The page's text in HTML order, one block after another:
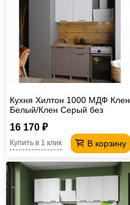
Кухня Хилтон 1000 МДФ Клен
Белый/Клен Серый без
16 170 ₽
В корзину
Купить в 1 клик